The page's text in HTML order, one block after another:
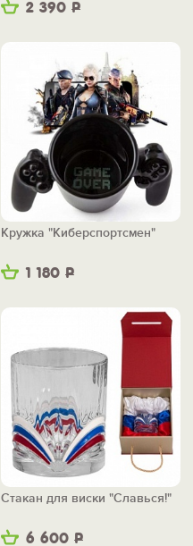
2 390 Р
1 180 Р
Кружка "Киберспортсмен"
6 600 Р
Стакан для виски "Славься!"